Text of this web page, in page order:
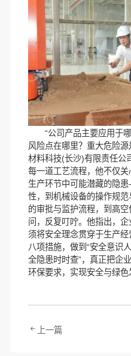
“公司产品主要应用于哪
风险点在哪里？重大危险
材料科技(长沙)有限责任公
每一道工艺流程，他不仅
生产环节中可能潜藏的隐
性，到机械设备的操作规
的审批与监护流程，到高
问，反复叮咛。他指出，
须将安全理念贯穿于生产
八项措施，做到“安全意识
全隐患时时查”，真正把企
环保要求，实现安全与绿色
上一篇